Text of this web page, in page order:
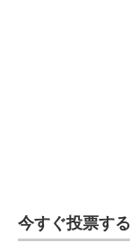
今すぐ投票する